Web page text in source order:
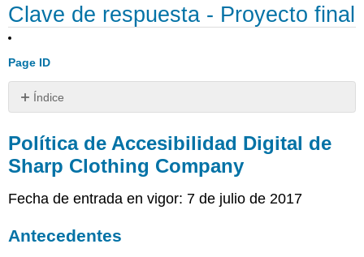
Clave de respuesta - Proyecto final
Page ID
Índice
de
Accesibilidad
Digital
Sharp
Company
Política de Accesibilidad Digital de
Sharp Clothing Company
Fecha de entrada en vigor: 7 de julio de 2017
Antecedentes